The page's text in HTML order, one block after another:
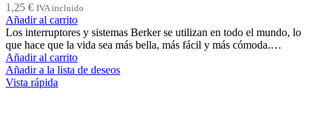
1,25 € IVA incluido
Añadir al carrito
Los interruptores y sistemas Berker se utilizan en todo el mundo, lo
que hace que la vida sea más bella, más fácil y más cómoda.…
Añadir al carrito
Añadir a la lista de deseos
Vista rápida